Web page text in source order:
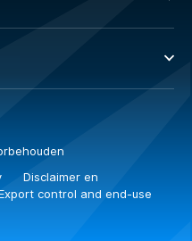
Disclaimer en
control and end-use